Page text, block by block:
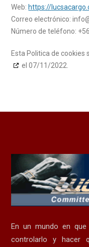
Web: https://
Correo electrónico:
Número de teléfono:
Esta Politica de
el 07/11/2022.
En un mundo en
controlarlo y hacer